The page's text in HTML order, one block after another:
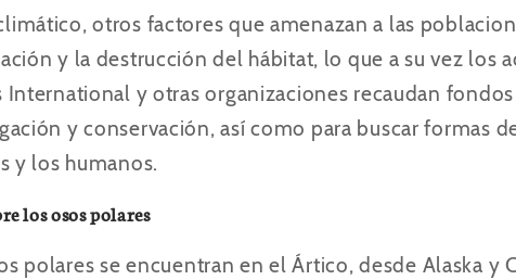
otros factores que amenazan a las
y la destrucción del hábitat, lo que a su vez los
International y otras organizaciones recaudan
y conservación, así como para buscar formas
y los humanos.
los osos polares
polares se encuentran en el Ártico, desde Alaska y